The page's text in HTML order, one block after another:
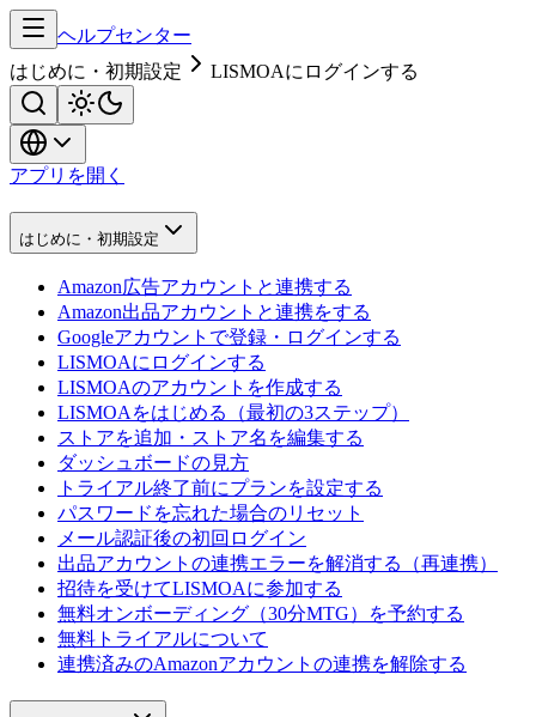
ヘルプセンター
はじめに・初期設定
LISMOAにログインする
アプリを開く
はじめに・初期設定
Amazon広告アカウントと連携する
Amazon出品アカウントと連携をする
Googleアカウントで登録・ログインする
LISMOAにログインする
LISMOAのアカウントを作成する
LISMOAをはじめる（最初の3ステップ）
ストアを追加・ストア名を編集する
ダッシュボードの見方
トライアル終了前にプランを設定する
パスワードを忘れた場合のリセット
メール認証後の初回ログイン
出品アカウントの連携エラーを解消する（再連携）
招待を受けてLISMOAに参加する
無料オンボーディング（30分MTG）を予約する
無料トライアルについて
連携済みのAmazonアカウントの連携を解除する